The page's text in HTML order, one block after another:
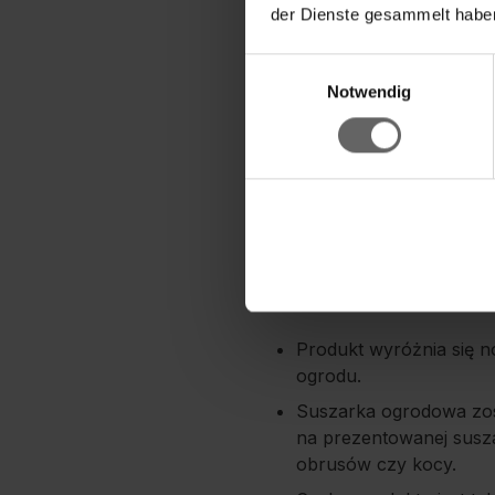
der Dienste gesammelt
Notwendig
Nie trzeba się już
odblokowanie i
Cały system, w który
wyposażonym w system
Niemczech suszarka
Długość linki
nawet tak dużego
regulowana w zakresie
Produkt wyróżnia się
ogrodu.
Suszarka ogrodowa
na prezentowanej
obrusów czy kocy.